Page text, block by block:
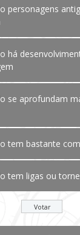
personagens
há
se aprofundam
tem bastante
tem ligas ou